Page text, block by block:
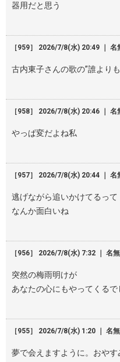
器用だと思う
［959］ 2026/7/8(水) 20:49 ｜ 名
古内東子さんの歌の”誰より
［958］ 2026/7/8(水) 20:46 ｜ 名
やっぱ変だよね私
［957］ 2026/7/8(水) 20:44 ｜ 名
逃げながら追いかけてるって
なんか面白いね
［956］ 2026/7/8(水) 7:32 ｜ 名
突然の梅雨明けが
あなたの心にもやってくるで
［955］ 2026/7/8(水) 1:20 ｜ 名
夢で会えますように。おやす